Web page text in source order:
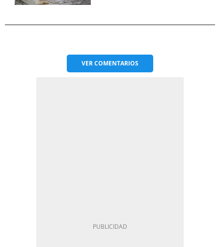
VERCOMENTARIOS